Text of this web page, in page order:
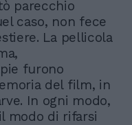
parecchio
caso, non fece
La pellicola
furono
del film, in
In ogni modo,
modo di rifarsi